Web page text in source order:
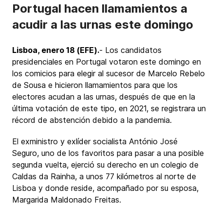
Portugal hacen llamamientos a
acudir a las urnas este domingo
Lisboa, enero 18 (EFE).- Los candidatos
presidenciales en Portugal votaron este domingo en
los comicios para elegir al sucesor de Marcelo Rebelo
de Sousa e hicieron llamamientos para que los
electores acudan a las urnas, después de que en la
última votación de este tipo, en 2021, se registrara un
récord de abstención debido a la pandemia.
El exministro y exlíder socialista António José
Seguro, uno de los favoritos para pasar a una posible
segunda vuelta, ejerció su derecho en un colegio de
Caldas da Rainha, a unos 77 kilómetros al norte de
Lisboa y donde reside, acompañado por su esposa,
Margarida Maldonado Freitas.